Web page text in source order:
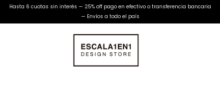
Hasta 6 cuotas sin interés — 25% off pago en efectivo o transferencia bancaria
— Envíos a todo el país